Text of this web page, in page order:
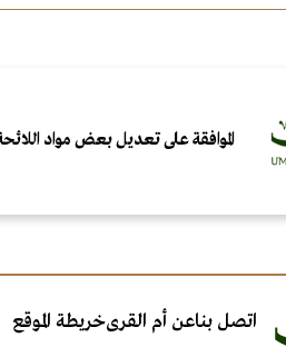
الموافقة على تعديل بعض مواد
اتصل بناعن أم القرىخريطة الموقع